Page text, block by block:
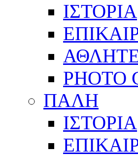
ΙΣΤΟΡΙΑ
PHOTO
ΠΑΛΗ
ΙΣΤΟΡΙΑ